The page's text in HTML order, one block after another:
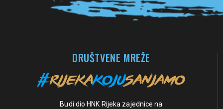
DRUŠTVENE MREŽE
Budi dio HNK Rijeka zajednice na